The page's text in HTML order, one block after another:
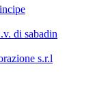
di sabadin
s.r.l